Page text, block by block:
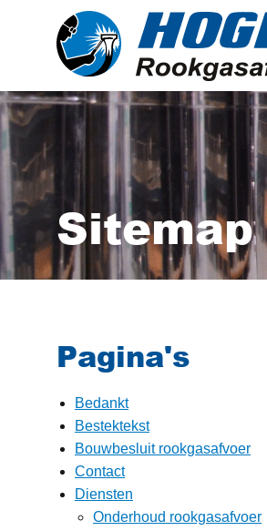
Sitemap
Pagina's
Bedankt
Bestektekst
Bouwbesluit rookgasafvoer
Contact
Diensten
Onderhoud rookgasafvoer